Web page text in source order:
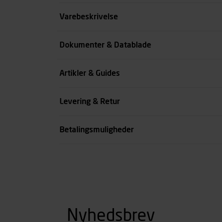
Størrelse
Varebeskrivelse
Dokumenter & Datablade
Artikler & Guides
Levering & Retur
Betalingsmuligheder
Nyhedsbrev